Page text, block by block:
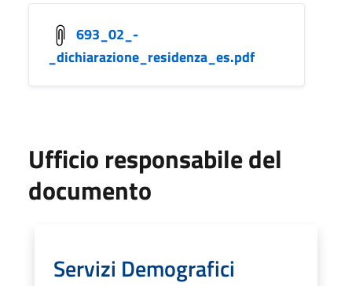
693_02_-
_dichiarazione_residenza_es.pdf
Ufficio responsabile del
documento
Servizi Demografici